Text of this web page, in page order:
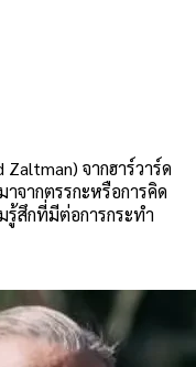
จากฮาร์วาร์ด
จากตรรกะหรือการคิด
สึกที่มีต่อการกระทำ